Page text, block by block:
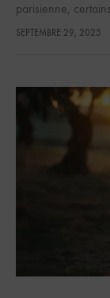
parisienne,
aussi
SEPTEMBRE 29, 2025